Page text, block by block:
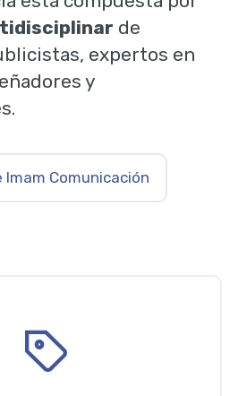
de
expertos en
y
Imam Comunicación